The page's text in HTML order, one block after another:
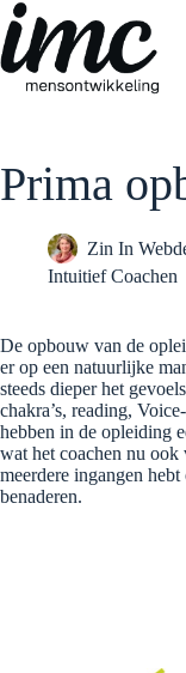
Ga
naar
de
inhoud
Prima
Zin In
Intuitief Coachen
De opbouw van de
er op een natuurlijke
steeds dieper het
chakra’s, reading,
hebben in de opleiding
wat het coachen nu ook
meerdere ingangen
benaderen.